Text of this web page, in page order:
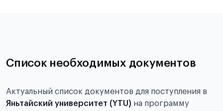
Список необходимых документов
Актуальный список документов для поступления в
Яньтайский университет (YTU) на программу